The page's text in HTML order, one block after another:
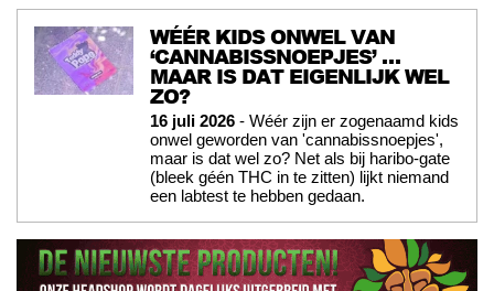
WÉÉR KIDS ONWEL VAN
‘CANNABISSNOEPJES’ …
MAAR IS DAT EIGENLIJK WEL
ZO?
16 juli 2026 - Wéér zijn er zogenaamd kids
onwel geworden van 'cannabissnoepjes',
maar is dat wel zo? Net als bij haribo-gate
(bleek géén THC in te zitten) lijkt niemand
een labtest te hebben gedaan.